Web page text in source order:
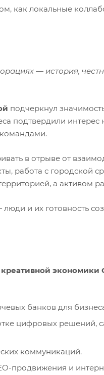
как локальные
— история,
подчеркнул
подтвердили интерес
в отрыве от
работа с городской
а активом
и их готовность
креативной экономики
банков для
цифровых решений,
коммуникаций.
продвижения и